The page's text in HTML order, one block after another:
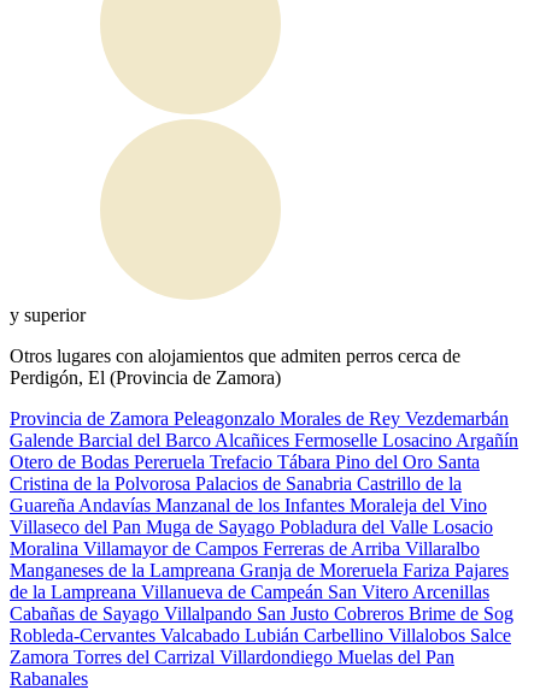
y superior
Otros lugares con alojamientos que admiten perros cerca de
Perdigón, El (Provincia de Zamora)
Provincia de Zamora Peleagonzalo Morales de Rey Vezdemarbán
Galende Barcial del Barco Alcañices Fermoselle Losacino Argañín
Otero de Bodas Pereruela Trefacio Tábara Pino del Oro Santa
Cristina de la Polvorosa Palacios de Sanabria Castrillo de la
Guareña Andavías Manzanal de los Infantes Moraleja del Vino
Villaseco del Pan Muga de Sayago Pobladura del Valle Losacio
Moralina Villamayor de Campos Ferreras de Arriba Villaralbo
Manganeses de la Lampreana Granja de Moreruela Fariza Pajares
de la Lampreana Villanueva de Campeán San Vitero Arcenillas
Cabañas de Sayago Villalpando San Justo Cobreros Brime de Sog
Robleda-Cervantes Valcabado Lubián Carbellino Villalobos Salce
Zamora Torres del Carrizal Villardondiego Muelas del Pan
Rabanales